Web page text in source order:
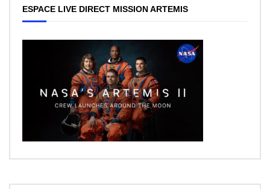
ESPACE LIVE DIRECT MISSION ARTEMIS